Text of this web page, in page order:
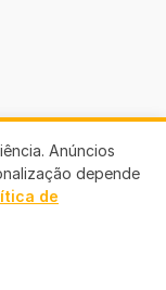
Anúncios
depende
de